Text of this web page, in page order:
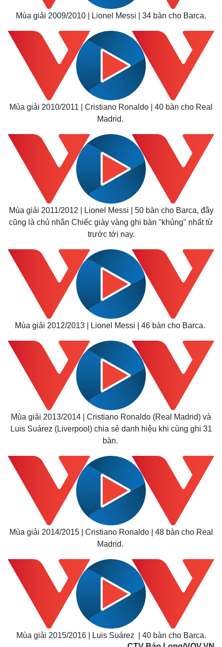
Quan sát
Hồ sơ
Multimedia
Video
E-Magazine
Infographic
Kinh tế
Bất động sản
Khởi nghiệp
Thị trường
Giá vàng
Tiêu dùng
Tỷ giá
Chứng khoán
Giá cà phê
Mùa giải 2009/2010 | Lionel Messi | 34 bàn cho Barca.
Mùa giải 2010/2011 | Cristiano Ronaldo | 40 bàn cho Real
Madrid.
Mùa giải 2011/2012 | Lionel Messi | 50 bàn cho Barca, đây
cũng là chủ nhân Chiếc giày vàng ghi bàn "khủng" nhất từ
trước tới nay.
Mùa giải 2012/2013 | Lionel Messi | 46 bàn cho Barca.
Mùa giải 2013/2014 | Cristiano Ronaldo (Real Madrid) và
Luis Suárez (Liverpool) chia sẻ danh hiệu khi cùng ghi 31
bàn.
Mùa giải 2014/2015 | Cristiano Ronaldo | 48 bàn cho Real
Madrid.
Mùa giải 2015/2016 | Luis Suárez | 40 bàn cho Barca.